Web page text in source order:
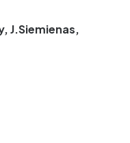
J.Siemienas,